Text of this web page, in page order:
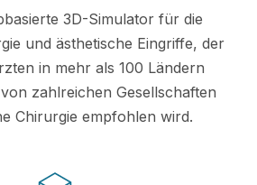
3D-Simulator für die
und ästhetische Eingriffe, der
in mehr als 100 Ländern
zahlreichen Gesellschaften
Chirurgie empfohlen wird.